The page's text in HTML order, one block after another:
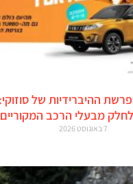
מבעלי הרכב המקוריים
7 באוגוסט 2026